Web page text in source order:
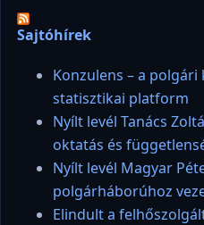
Sajtóhírek
Konzulens – a
statisztikai platform
Nyílt levél Tanács
oktatás és
Nyílt levél Magyar
polgárháborúhoz
Elindult a